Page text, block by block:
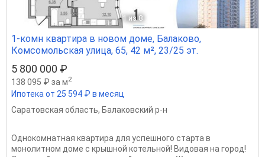
1 из 8
1-комн квартира в новом доме, Балаково,
Комсомольская улица, 65, 42 м², 23/25 эт.
5 800 000 ₽
138 095 ₽ за м2
Ипотека от 25 594 ₽ в месяц
Саратовская область, Балаковский р-н
Однокомнатная квартира для успешного старта в
монолитном доме с крышной котельной! Видовая на город!